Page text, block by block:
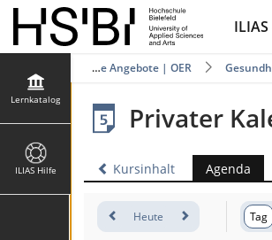
Lernkatalog
ILIAS Hilfe
Offene Angebote | OER
Privater
Kursinhalt Agenda
Heute Tag